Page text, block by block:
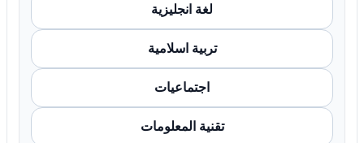
لغة انجليزية
تربية اسلامية
اجتماعيات
تقنية المعلومات